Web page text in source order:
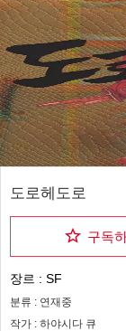
도로헤도로
구독
장르 : SF
분류 : 연재중
작가 : 하야시다 큐